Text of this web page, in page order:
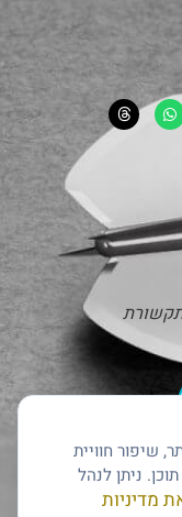
תקשורת
שיפור חוויית
ניתן לנהל
מדיניות